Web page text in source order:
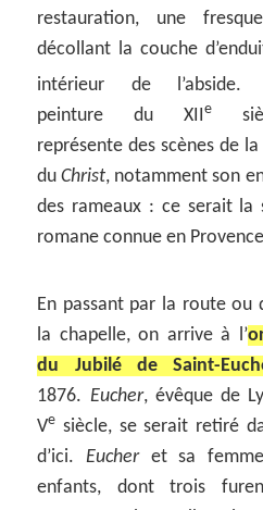
restauration, une
décollant la couche
intérieur de l’abside.
peinture du XIIe
représente des scènes de la
duChrist, notamment son
des rameaux : ce serait la
romane connue en
En passant par la route ou
la chapelle, on arrive à l’
du Jubilé de Saint-
1876. Eucher, évêque de
Ve siècle, se serait retiré
d’ici.Eucheret sa
enfants, dont trois